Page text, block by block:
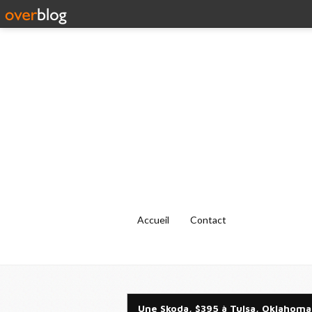
Accueil Contact
Une Skoda, $395 à Tulsa,